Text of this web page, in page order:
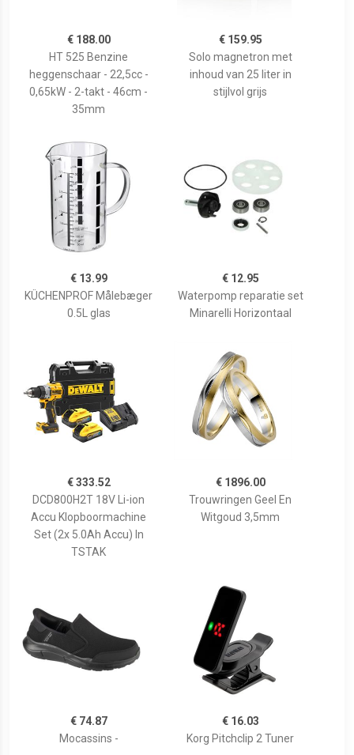
€ 188.00
HT 525 Benzine
heggenschaar - 22,5cc -
0,65kW - 2-takt - 46cm -
35mm
€ 159.95
Solo magnetron met
inhoud van 25 liter in
stijlvol grijs
€ 13.99
KÜCHENPROF Målebæger
0.5L glas
€ 12.95
Waterpomp reparatie set
Minarelli Horizontaal
€ 333.52
DCD800H2T 18V Li-ion
Accu Klopboormachine
Set (2x 5.0Ah Accu) In
TSTAK
€ 1896.00
Trouwringen Geel En
Witgoud 3,5mm
€ 74.87
Mocassins -
€ 16.03
Korg Pitchclip 2 Tuner